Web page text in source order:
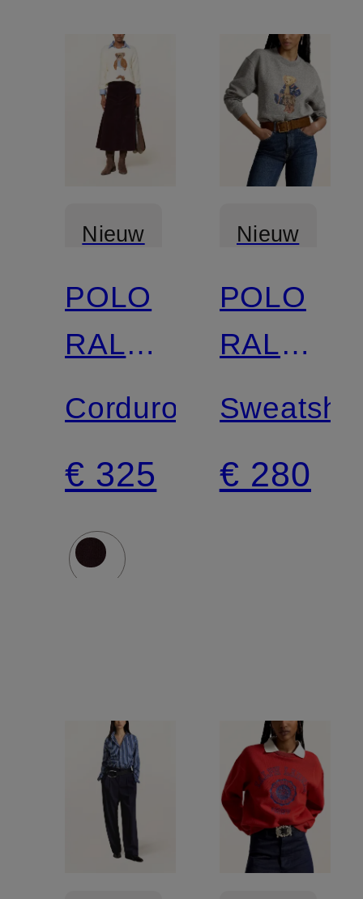
Nieuw
POLO
RALPH
LAUREN
Corduroyrok
€ 325
Nieuw
POLO
RALPH
LAUREN
€ 280